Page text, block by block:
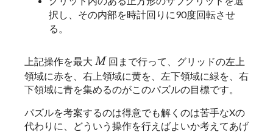
択し、その内部を時計回りに90度回転させ
る。
上記操作を最大 M
M
M 回まで行って、グリッドの左上
領域に赤を、右上領域に黄を、左下領域に緑を、右
下領域に青を集めるのがこのパズルの目標です。
パズルを考案するのは得意でも解くのは苦手なXの
代わりに、どういう操作を行えばよいか考えてあげ